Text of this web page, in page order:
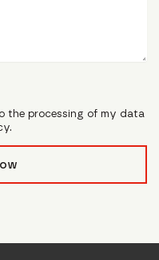
the processing of my data